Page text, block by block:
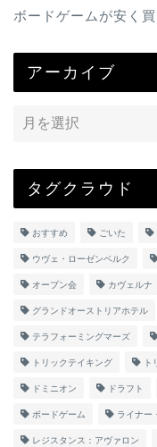
ボードゲームが安く
アーカイブ
タグクラウド
おすすめ ごいた
ウヴェ・ローゼンベルク
オープン会 カヴェルナ
グランドオーストリアホテル
テラフォーミングマーズ
トリックテイキング ト
ドミニオン ドラフト
ボードゲーム ライナー
レジスタンス：アヴァロン